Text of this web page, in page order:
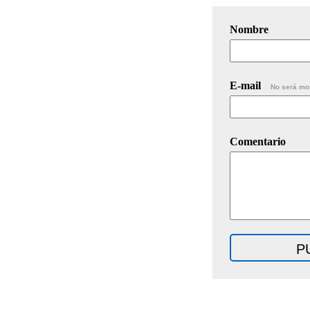
Nombre
E-mail No será
Comentario